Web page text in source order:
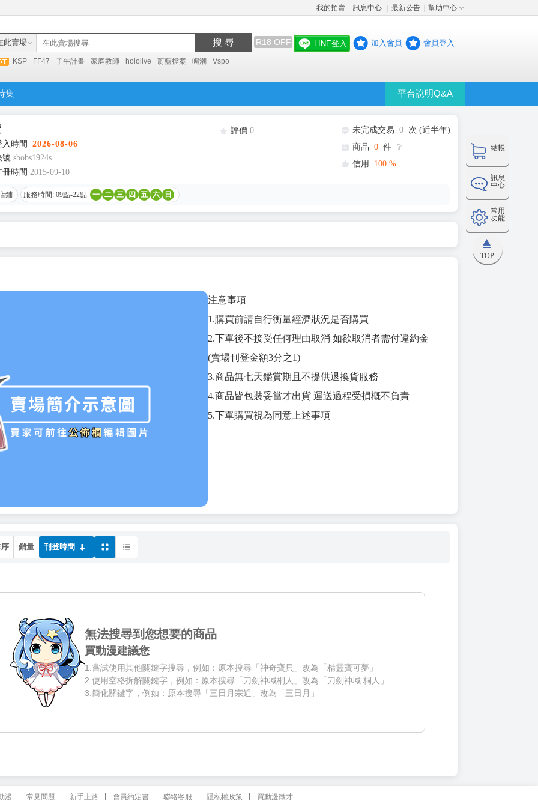
我的拍賣 訊息中心 最新公告 幫助中心
此賣場 搜 尋 R18 OFF
KSP FF47 子午計畫 家庭教師 hololive 蔚藍檔案 鳴潮 Vspo
LINE登入 加入會員 會員登入
集 平台說明Q&A
結帳
訊息
中心
常用
功能
TOP
時間
2026-08-06
號 sbobs1924s
時間 2015-09-10
評價 0 未完成交易 0 次 (近半年)
商品 0 件 ❔
信用
100 %
鋪 服務時間: 09點-22點 一 二 三 四 五 六 日
注意事項
1.購買前請自行衡量經濟狀況是否購買
2.下單後不接受任何理由取消 如欲取消者需付違約金
(賣場刊登金額3分之1)
3.商品無七天鑑賞期且不提供退換貨服務
4.商品皆包裝妥當才出貨 運送過程受損概不負責
5.下單購買視為同意上述事項
銷量 刊登時間
無法搜尋到您想要的商品
買動漫建議您
1.嘗試使用其他關鍵字搜尋，例如：原本搜尋「神奇寶貝」改為「精靈寶可夢」
2.使用空格拆解關鍵字，例如：原本搜尋「刀劍神域桐人」改為「刀劍神域 桐人」
3.簡化關鍵字，例如：原本搜尋「三日月宗近」改為「三日月」
漫 常見問題 新手上路 會員約定書 聯絡客服 隱私權政策 買動漫徵才